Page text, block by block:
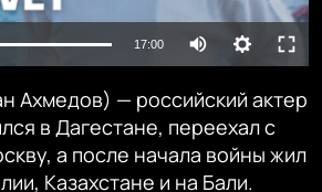
240p 480p
17:00
480p
Ахмедов) — российский актер
в Дагестане, переехал с
а после начала войны жил
Казахстане и на Бали.